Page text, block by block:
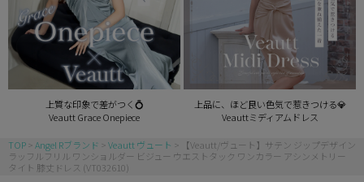
上質な印象で差がつく💍
Veautt Grace Onepiece
上品に、ほど良い色気で惹きつける💎
Veauttミディアムドレス
TOP Angel Rブランド Veautt ヴュート
【Veautt/ヴュート】サテン ジップデザイン
ラッフルフリル ワンショルダー ビジュー ウエストタック ワンカラー アシンメトリー
タイト 膝丈ドレス (VT032610)